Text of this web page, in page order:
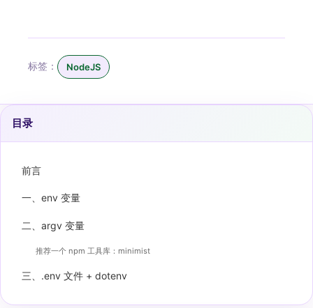
标签： NodeJS
目录
前言
一、env 变量
二、argv 变量
推荐一个 npm 工具库：minimist
三、.env 文件 + dotenv